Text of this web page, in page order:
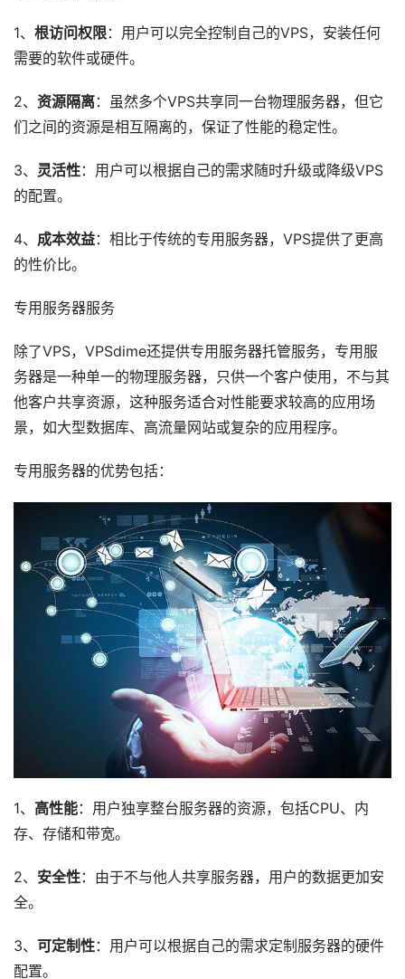
1、 根访问权限：用户可以完全控制自己的VPS，安装任何
需要的软件或硬件。
2、 资源隔离：虽然多个VPS共享同一台物理服务器，但它
们之间的资源是相互隔离的，保证了性能的稳定性。
3、 灵活性：用户可以根据自己的需求随时升级或降级VPS
的配置。
4、 成本效益：相比于传统的专用服务器，VPS提供了更高
的性价比。
专用服务器服务
除了VPS，VPSdime还提供专用服务器托管服务，专用服
务器是一种单一的物理服务器，只供一个客户使用，不与其
他客户共享资源，这种服务适合对性能要求较高的应用场
景，如大型数据库、高流量网站或复杂的应用程序。
专用服务器的优势包括：
1、 高性能：用户独享整台服务器的资源，包括CPU、内
存、存储和带宽。
2、 安全性：由于不与他人共享服务器，用户的数据更加安
全。
3、 可定制性：用户可以根据自己的需求定制服务器的硬件
配置。